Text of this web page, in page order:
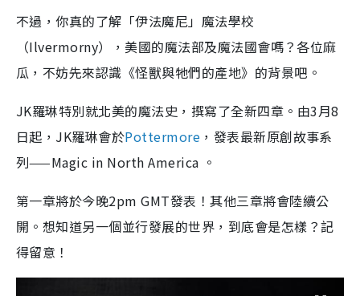
不過，你真的了解「伊法魔尼」魔法學校
（Ilvermorny），美國的魔法部及魔法國會嗎？各位麻
瓜，不妨先來認識《怪獸與牠們的產地》的背景吧。
JK羅琳特別就北美的魔法史，撰寫了全新四章。由3月8
日起，JK羅琳會於Pottermore ，發表最新原創故事系
列——Magic in North America 。
第一章將於今晚2pm GMT發表！其他三章將會陸續公
開。想知道另一個並行發展的世界，到底會是怎樣？記
得留意！